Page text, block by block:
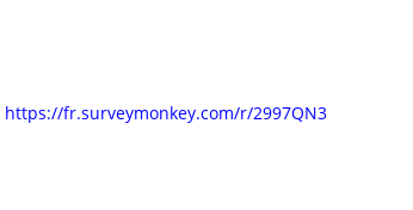
https://fr.surveymonkey.com/r/2997QN3